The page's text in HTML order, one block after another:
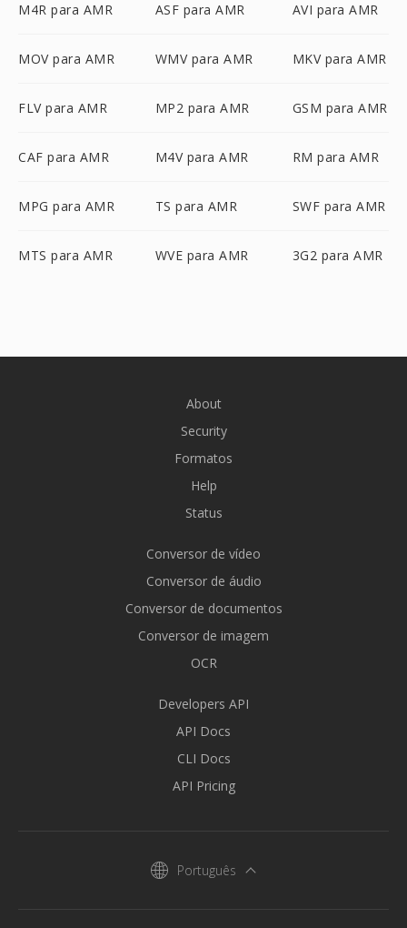
M4R para AMR ASF para AMR AVI para AMR
MOV para AMR WMV para AMR MKV para AMR
FLV para AMR MP2 para AMR GSM para AMR
CAF para AMR M4V para AMR RM para AMR
MPG para AMR TS para AMR SWF para AMR
MTS para AMR WVE para AMR 3G2 para AMR
About
Security
Formatos
Help
Status
Conversor de vídeo
Conversor de áudio
Conversor de documentos
Conversor de imagem
OCR
Developers API
API Docs
CLI Docs
API Pricing
Português